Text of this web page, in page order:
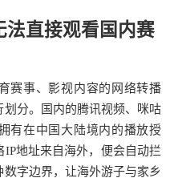
法直接观看国内赛
赛事、影视内容的网络转播
分。国内的腾讯视频、咪咕
有在中国大陆境内的播放授
地址来自海外，便会自动拦
字边界，让海外游子与家乡